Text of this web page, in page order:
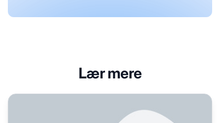
Lær mere
Sådan tilføjer du HowTo-schema for AI-synlighed –